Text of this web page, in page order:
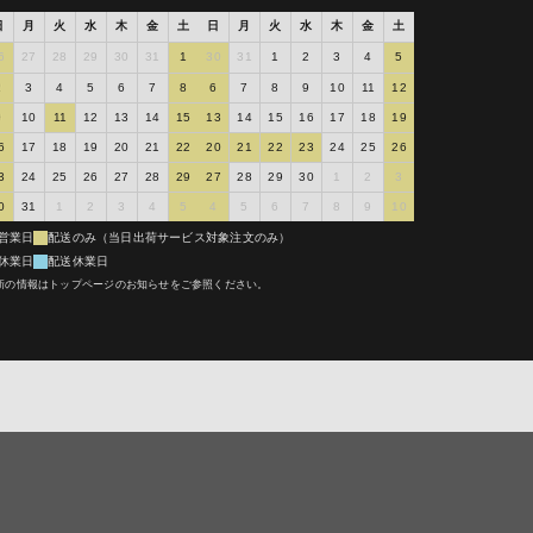
合において
術料を負担
代を負担す
検等の技術
等は出来か
・調整・点
り弊社に直
するものと
付いただく
を取り外
による責任
月 火 水 木 金 土
27 28 29 30 31 1
3 4 5 6 7 8
10 11 12 13 14 15
17 18 19 20 21 22
24 25 26 27 28 29
31 1 2 3 4 5
日 月 火 水 木 金 土
30 31 1 2 3 4 5
6 7 8 9 10 11 12
13 14 15 16 17 18 19
20 21 22 23 24 25 26
27 28 29 30 1 2 3
4 5 6 7 8 9 10
業日
配送のみ（当日出荷サービス対象注文のみ）
業日
配送休業日
の情報はトップページのお知らせをご参照ください。